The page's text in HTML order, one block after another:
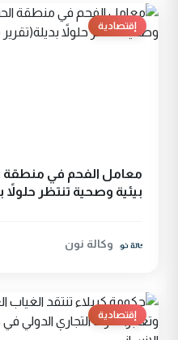
إقتصادية
معامل الفحم في منطقة
بيئية وصحية تنتظر
وكالة نون
إقتصادية